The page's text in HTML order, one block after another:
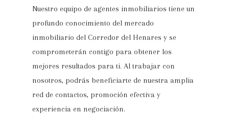
Nuestro equipo de agentes inmobiliarios tiene un
profundo conocimiento del mercado
inmobiliario del Corredor del Henares y se
comprometerán contigo para obtener los
mejores resultados para ti. Al trabajar con
nosotros, podrás beneficiarte de nuestra amplia
red de contactos, promoción efectiva y
experiencia en negociación.